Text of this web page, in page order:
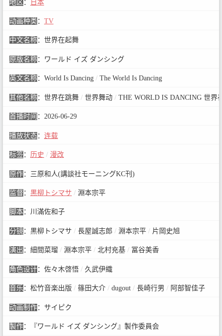
地区 ： 日本
动画种类 ： TV
中文名称： 世界在起舞
原版名称： ワールド イズ ダンシング
英文名称： World Is Dancing /The World Is Dancing
其他名称： 世界在跳舞 /世界舞动 /THE WORLD IS DANCING 世界
首播时间 ： 2026-06-29
播放状态： 连载
标签： 历史 / 漫改
原作： 三原和人(講談社モーニングKC刊)
监督 ： 黒柳トシマサ /淵本宗平
脚本： 川滿佐和子
分镜： 黒柳トシマサ /長屋誠志郎 /淵本宗平 /片岡史旭
演出 ： 細間菜瑠 /淵本宗平 /北村充基 /冨谷美香
角色设计： 佐々木啓悟 /久武伊織
音乐 ： 松竹音楽出版 /篠田大介 /dugout /長崎行男 /阿部智佳子
动画制作： サイピク
製作： 『ワールド イズ ダンシング』製作委員会